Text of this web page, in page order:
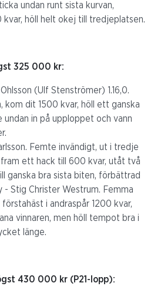
undan runt sista kurvan,
kvar, höll helt okej till tredjeplatsen.
325 000 kr:
(Ulf Stenströmer) 1.16,0.
kom dit 1500 kvar, höll ett ganska
in på upploppet och vann
Femte invändigt, ut i tredje
ett hack till 600 kvar, utåt två
ganska bra sista biten, förbättrad
- Stig Christer Westrum. Femma
i andraspår 1200 kvar,
vinnaren, men höll tempot bra i
länge.
430 000 kr (P21-lopp):